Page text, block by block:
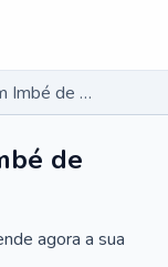
Proctologista em Imbé de Minas - MG
de
agora a sua